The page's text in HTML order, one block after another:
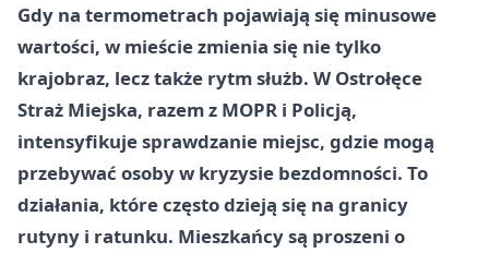
Gdy na termometrach pojawiają się minusowe
wartości, w mieście zmienia się nie tylko
krajobraz, lecz także rytm służb. W Ostrołęce
Straż Miejska, razem z MOPR i Policją,
intensyfikuje sprawdzanie miejsc, gdzie mogą
przebywać osoby w kryzysie bezdomności. To
działania, które często dzieją się na granicy
rutyny i ratunku. Mieszkańcy są proszeni o